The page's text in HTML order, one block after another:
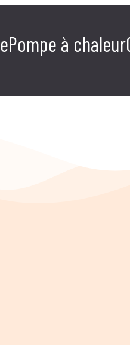
Pompe à chaleur